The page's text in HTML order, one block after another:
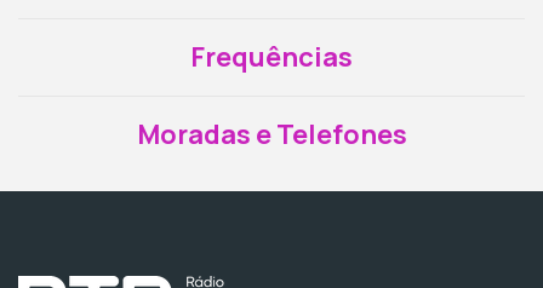
Frequências
Moradas e Telefones